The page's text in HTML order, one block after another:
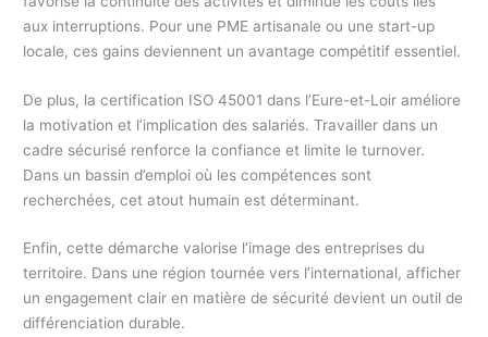
aux interruptions. Pour une PME artisanale ou une start-up
locale, ces gains deviennent un avantage compétitif essentiel.
De plus, la certification ISO 45001 dans l’Eure-et-Loir améliore
la motivation et l’implication des salariés. Travailler dans un
cadre sécurisé renforce la confiance et limite le turnover.
Dans un bassin d’emploi où les compétences sont
recherchées, cet atout humain est déterminant.
Enfin, cette démarche valorise l’image des entreprises du
territoire. Dans une région tournée vers l’international, afficher
un engagement clair en matière de sécurité devient un outil de
différenciation durable.